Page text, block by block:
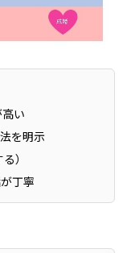
い
を明示
）
丁寧